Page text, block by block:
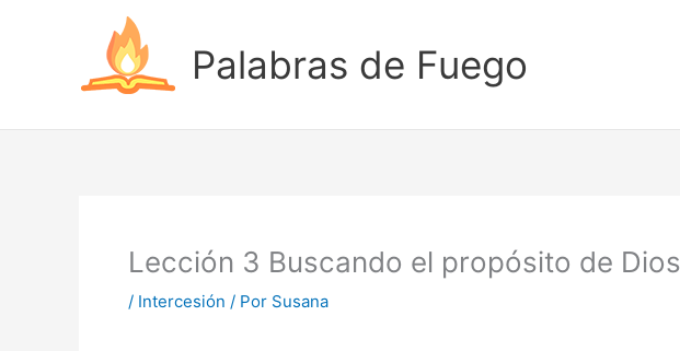
Palabras de Fuego
Lección 3 Buscando el propósito de Dios
/ Intercesión / Por Susana